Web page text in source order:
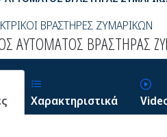
ΒΡΑΣΤΗΡΕΣ ΖΥΜΑΡΙΚΩΝ
ΑΥΤΟΜΑΤΟΣ ΒΡΑΣΤΗΡΑΣ
Χαρακτηριστικά